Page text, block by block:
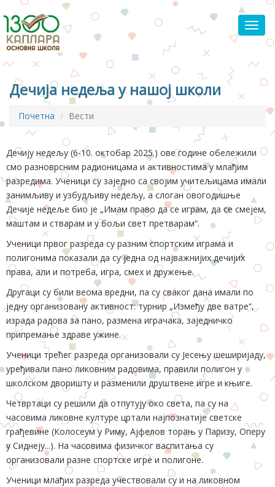
Дечија недеља у нашој школи
Почетна Вести
Дечију недељу (6-10. октобар 2025.) ове године обележили
смо разноврсним радионицама и активностима у млађим
разредима. Ученици су заједно са својим учитељицама имали
занимљиву и узбудљиву недељу, а слоган овогодишње
Дечије недеље био је „Имам право да се играм, да се смејем,
маштам и стварам и у бољи свет претварам“.
Ученици првог разреда су разним спортским играма и
полигонима показали да су једна од најважнијих дечијих
права, али и потреба, игра, смех и дружење.
Другаци су били веома вредни, па су сваког дана имали по
једну организовану активност: турнир „Између две ватре“,
израда радова за пано, размена играчака, заједничко
припремање здраве ужине.
Ученици трећег разреда организовали су Јесењу шеширијаду,
уређивали пано ликовним радовима, правили полигон у
школском дворишту и разменили друштвене игре и књиге.
Четвртаци су решили да отпутују око света, па су на
часовима ликовне културе цртали најпознатије светске
грађевине (Колосеум у Риму, Ајфелов торањ у Паризу, Оперу
у Сиднеју...). На часовима физичког васпитања су
организовали разне спортске игре и полигоне.
Ученици млађих разреда учествовали су и на ликовном